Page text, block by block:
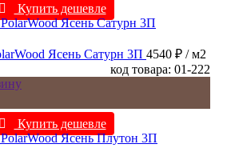
Купить дешевле
Ясень Сатурн 3П 4540 ₽ / м2
код товара: 01-222
Купить дешевле